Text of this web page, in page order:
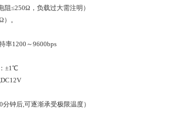
阻≤250Ω，负载过大需注明）
。
率1200～9600bps
±1℃
分钟后,可逐渐承受极限温度）